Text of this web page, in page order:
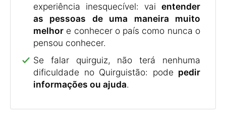
experiência inesquecível: vai entender
as pessoas de uma maneira muito
melhor e conhecer o país como nunca o
pensou conhecer.
Se falar quirguiz, não terá nenhuma
dificuldade no Quirguistão: pode pedir
informações ou ajuda.